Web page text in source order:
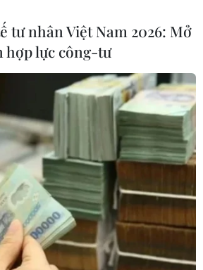
định mục tiêu
với Triều Tiên
khiến ít nhất 4
tuyến tàu
tư nhân Việt Nam 2026: Mở
hợp lực công-tư